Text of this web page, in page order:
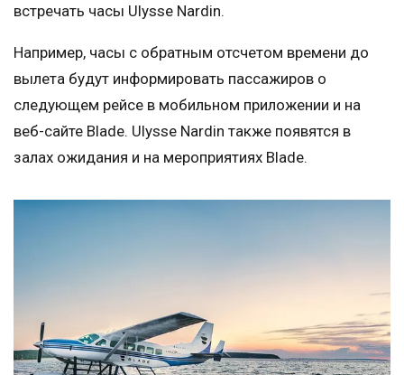
встречать часы Ulysse Nardin.
Например, часы с обратным отсчетом времени до
вылета будут информировать пассажиров о
следующем рейсе в мобильном приложении и на
веб-сайте Blade. Ulysse Nardin также появятся в
залах ожидания и на мероприятиях Blade.